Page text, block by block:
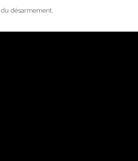
désarmement.